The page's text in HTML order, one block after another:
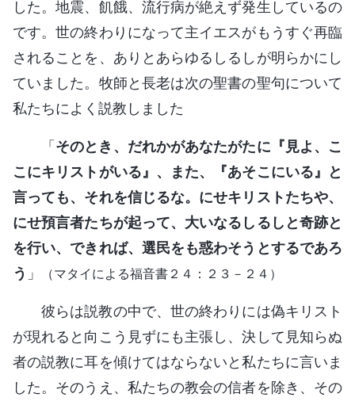
した。地震、飢餓、流行病が絶えず発生しているの
です。世の終わりになって主イエスがもうすぐ再臨
されることを、ありとあらゆるしるしが明らかにし
ていました。牧師と長老は次の聖書の聖句について
私たちによく説教しました
「そのとき、だれかがあなたがたに『見よ、こ
こにキリストがいる』、また、『あそこにいる』と
言っても、それを信じるな。にせキリストたちや、
にせ預言者たちが起って、大いなるしるしと奇跡と
を行い、できれば、選民をも惑わそうとするであろ
う 」 （マタイによる福音書２４：２３－２４）
彼らは説教の中で、世の終わりには偽キリスト
が現れると向こう見ずにも主張し、決して見知らぬ
者の説教に耳を傾けてはならないと私たちに言いま
した。そのうえ、私たちの教会の信者を除き、その